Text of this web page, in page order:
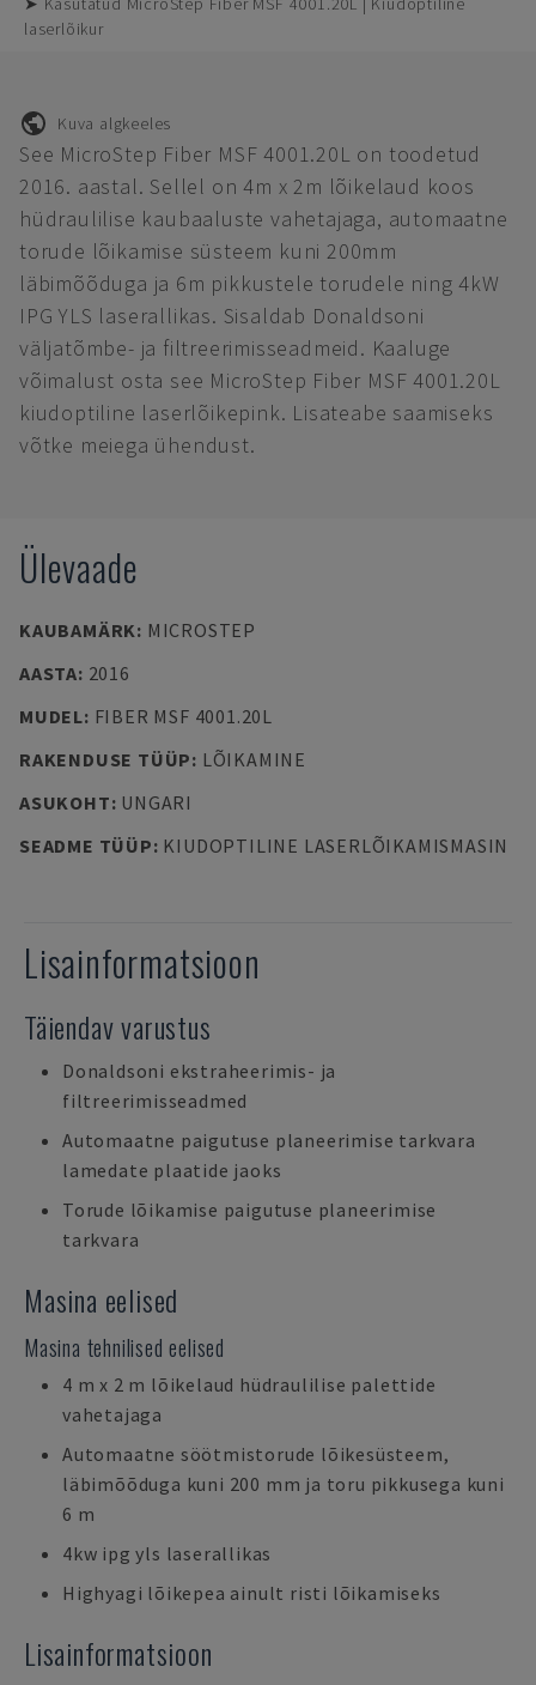
laserlõikur
Kuva algkeeles
See MicroStep Fiber MSF 4001.20L on toodetud
2016. aastal. Sellel on 4m x 2m lõikelaud koos
hüdraulilise kaubaaluste vahetajaga, automaatne
torude lõikamise süsteem kuni 200mm
läbimõõduga ja 6m pikkustele torudele ning 4kW
IPG YLS laserallikas. Sisaldab Donaldsoni
väljatõmbe- ja filtreerimisseadmeid. Kaaluge
võimalust osta see MicroStep Fiber MSF 4001.20L
kiudoptiline laserlõikepink. Lisateabe saamiseks
võtke meiega ühendust.
Ülevaade
KAUBAMÄRK: MICROSTEP
AASTA: 2016
MUDEL: FIBER MSF 4001.20L
RAKENDUSE TÜÜP: LÕIKAMINE
ASUKOHT: UNGARI
SEADME TÜÜP: KIUDOPTILINE LASERLÕIKAMISMASIN
Lisainformatsioon
Täiendav varustus
Donaldsoni ekstraheerimis- ja
filtreerimisseadmed
Automaatne paigutuse planeerimise tarkvara
lamedate plaatide jaoks
Torude lõikamise paigutuse planeerimise
tarkvara
Masina eelised
Masina tehnilised eelised
4 m x 2 m lõikelaud hüdraulilise palettide
vahetajaga
Automaatne söötmistorude lõikesüsteem,
läbimõõduga kuni 200 mm ja toru pikkusega kuni
6 m
4kw ipg yls laserallikas
Highyagi lõikepea ainult risti lõikamiseks
Lisainformatsioon